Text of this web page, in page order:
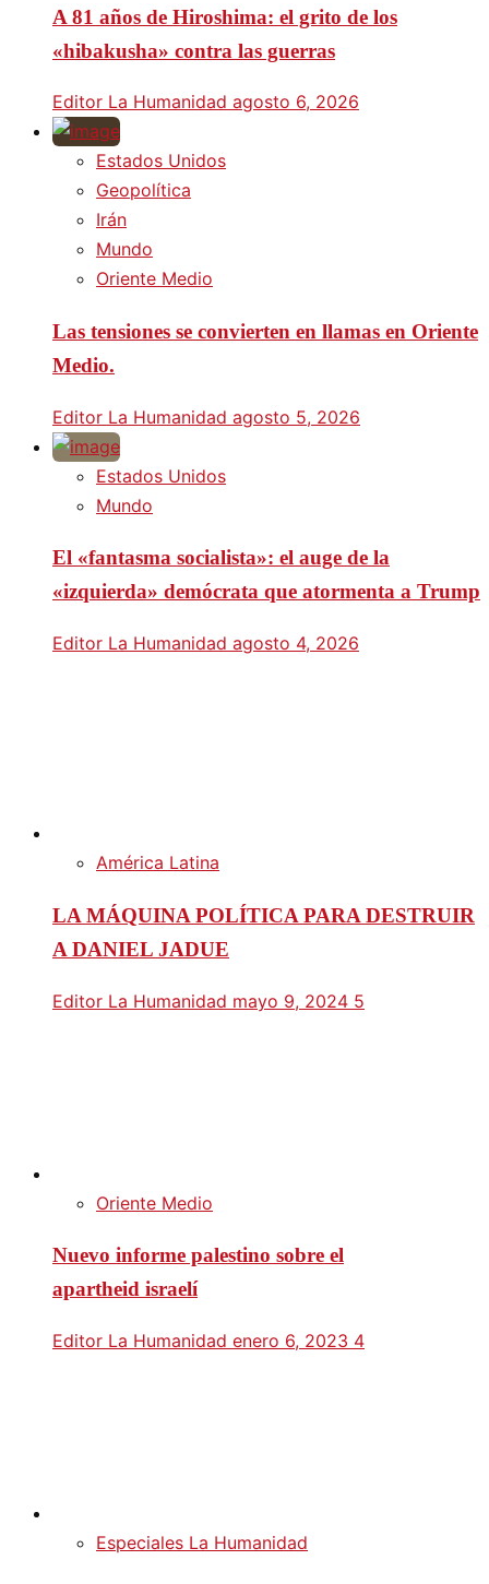
A 81 años de Hiroshima: el grito de los
«hibakusha» contra las guerras
Editor La Humanidad agosto 6, 2026
Estados Unidos
Geopolítica
Irán
Mundo
Oriente Medio
Las tensiones se convierten en llamas en Oriente
Medio.
Editor La Humanidad agosto 5, 2026
Estados Unidos
Mundo
El «fantasma socialista»: el auge de la
«izquierda» demócrata que atormenta a Trump
Editor La Humanidad agosto 4, 2026
América Latina
LA MÁQUINA POLÍTICA PARA DESTRUIR
A DANIEL JADUE
Editor La Humanidad mayo 9, 2024 5
Oriente Medio
Nuevo informe palestino sobre el
apartheid israelí
Editor La Humanidad enero 6, 2023 4
Especiales La Humanidad